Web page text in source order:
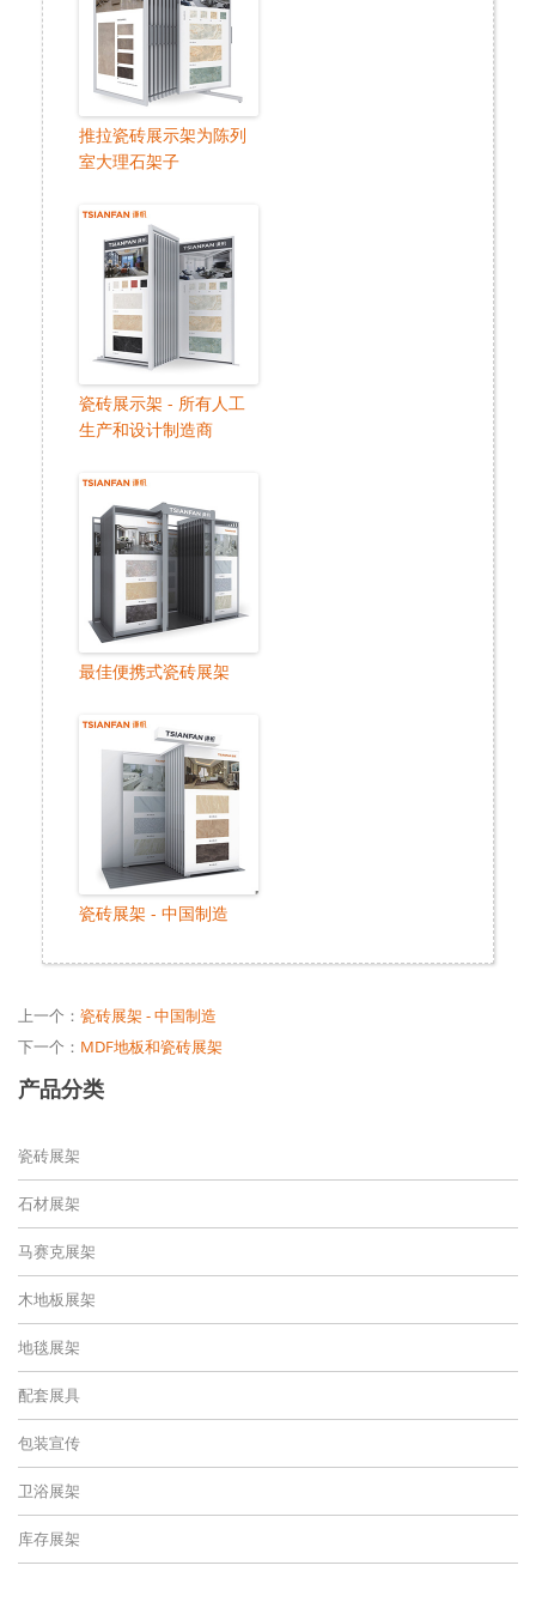
推拉瓷砖展示架为陈列
室大理石架子
瓷砖展示架 - 所有人工
生产和设计制造商
最佳便携式瓷砖展架
瓷砖展架 - 中国制造
上一个： 瓷砖展架 - 中国制造
下一个： MDF地板和瓷砖展架
产品分类
瓷砖展架
石材展架
马赛克展架
木地板展架
地毯展架
配套展具
包装宣传
卫浴展架
库存展架